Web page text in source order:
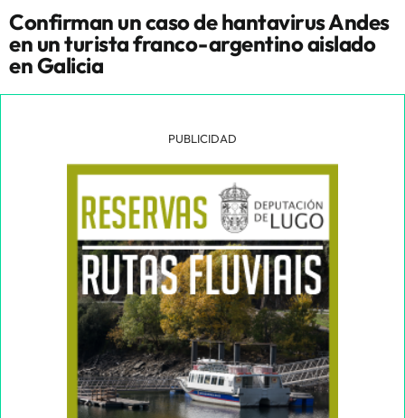
Confirman un caso de hantavirus Andes
en un turista franco-argentino aislado
en Galicia
PUBLICIDAD